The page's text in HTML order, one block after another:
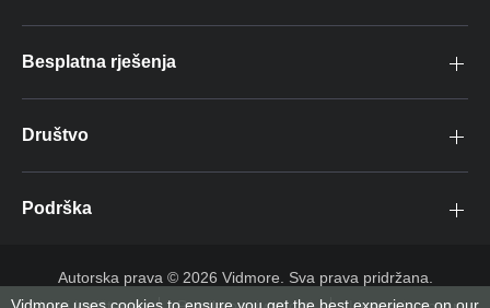
Besplatna rješenja
Društvo
Podrška
Autorska prava © 2026 Vidmore. Sva prava pridržana.